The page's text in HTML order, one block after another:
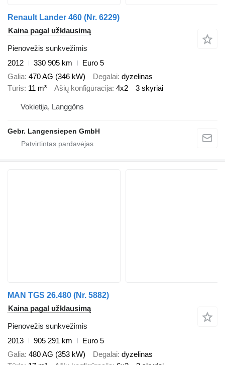
Renault Lander 460 (Nr. 6229)
Kaina pagal užklausimą
Pienovežis sunkvežimis
2012
330 905 km
Euro 5
Galia 470 AG (346 kW) Degalai dyzelinas
Tūris 11 m³ Ašių konfigūracija 4x2 3 skyriai
Vokietija, Langgöns
Gebr. Langensiepen GmbH
MAN TGS 26.480 (Nr. 5882)
Kaina pagal užklausimą
Pienovežis sunkvežimis
2013
905 291 km
Euro 5
Galia 480 AG (353 kW) Degalai dyzelinas